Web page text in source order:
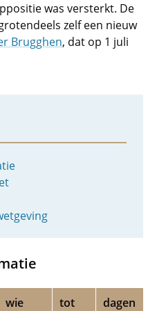
was versterkt. De
zelf een nieuw
Brugghen, dat op 1 juli
wie
tot
dagen